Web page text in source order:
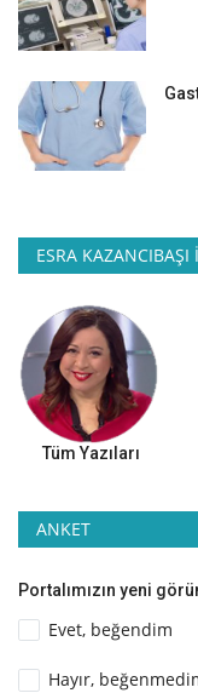
ESRA KAZANCIBAŞI
Tüm Yazıları
ANKET
Portalımızın yeni
Evet, beğendim
Hayır,